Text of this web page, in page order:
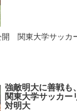
関東大学サッカ
強敵明大に善戦も
関東大学サッカー
対明大